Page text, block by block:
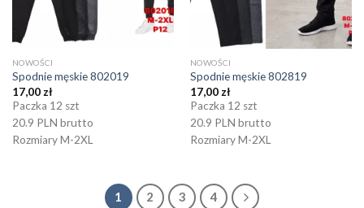
NOWOŚCI
Spodnie męskie 802019
17,00 zł
Paczka 12 szt
20.9 PLN brutto
Rozmiary M-2XL
NOWOŚCI
Spodnie męskie 802819
17,00 zł
Paczka 12 szt
20.9 PLN brutto
Rozmiary M-2XL
1 2 3 4